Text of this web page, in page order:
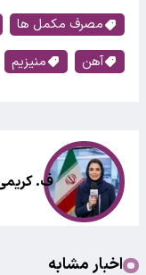
مصرف مکمل ها
آهن
منیزیم
ف.
اخبار مشابه